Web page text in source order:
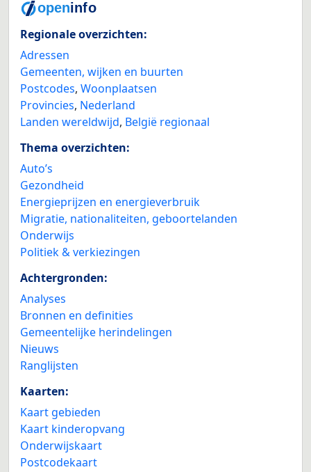
Regionale overzichten:
Adressen
Gemeenten, wijken en buurten
Postcodes, Woonplaatsen
Provincies, Nederland
Landen wereldwijd, België regionaal
Thema overzichten:
Auto’s
Gezondheid
Energieprijzen en energieverbruik
Migratie, nationaliteiten, geboortelanden
Onderwijs
Politiek & verkiezingen
Achtergronden:
Analyses
Bronnen en definities
Gemeentelijke herindelingen
Nieuws
Ranglijsten
Kaarten:
Kaart gebieden
Kaart kinderopvang
Onderwijskaart
Postcodekaart